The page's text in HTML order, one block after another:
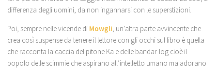
differenza degli uomini, da non ingannarsi con le superstizioni.
Poi, sempre nelle vicende di Mowgli , un’altra parte avvincente che
crea così suspense da tenere il lettore con gli occhi sul libro è quella
che racconta la caccia del pitone Ka e delle bandar-log cioè il
popolo delle scimmie che aspirano all’intelletto umano ma adorano